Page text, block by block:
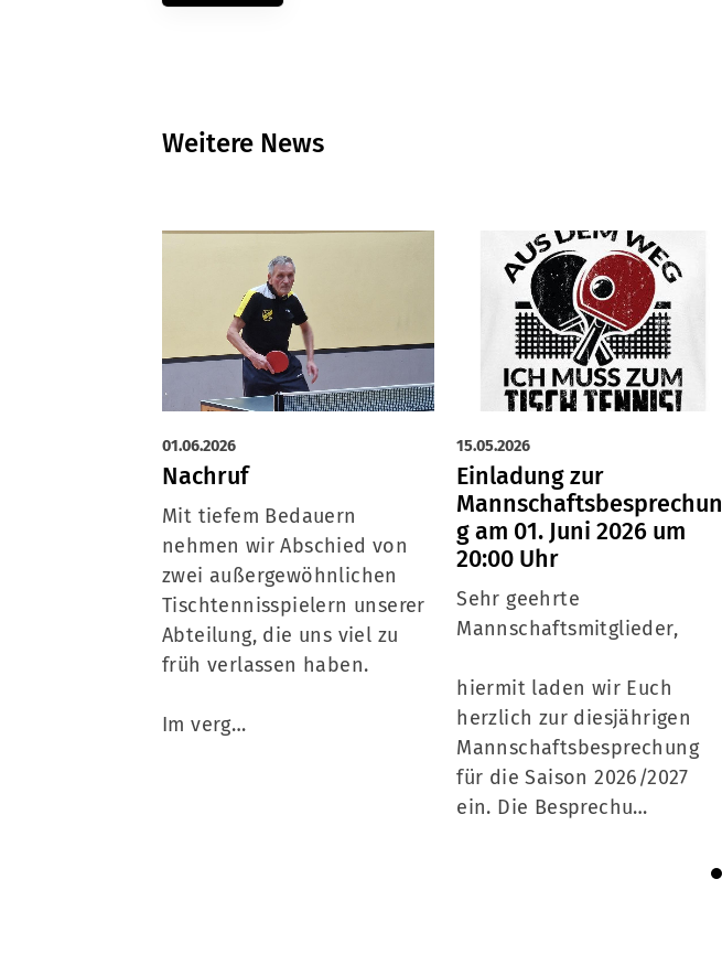
Weitere News
01.06.2026
Nachruf
Mit tiefem Bedauern
nehmen wir Abschied von
zwei außergewöhnlichen
Tischtennisspielern unserer
Abteilung, die uns viel zu
früh verlassen haben.
Im verg…
15.05.2026
Einladung zur
Mannschaftsbesprechun
g am 01. Juni 2026 um
20:00 Uhr
Sehr geehrte
Mannschaftsmitglieder,
hiermit laden wir Euch
herzlich zur diesjährigen
Mannschaftsbesprechung
für die Saison 2026/2027
ein. Die Besprechu…